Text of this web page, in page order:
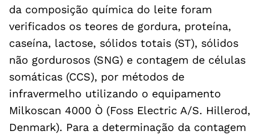
da composição química do leite foram
verificados os teores de gordura, proteína,
caseína, lactose, sólidos totais (ST), sólidos
não gordurosos (SNG) e contagem de células
somáticas (CCS), por métodos de
infravermelho utilizando o equipamento
Milkoscan 4000 Ò (Foss Electric A/S. Hillerod,
Denmark). Para a determinação da contagem